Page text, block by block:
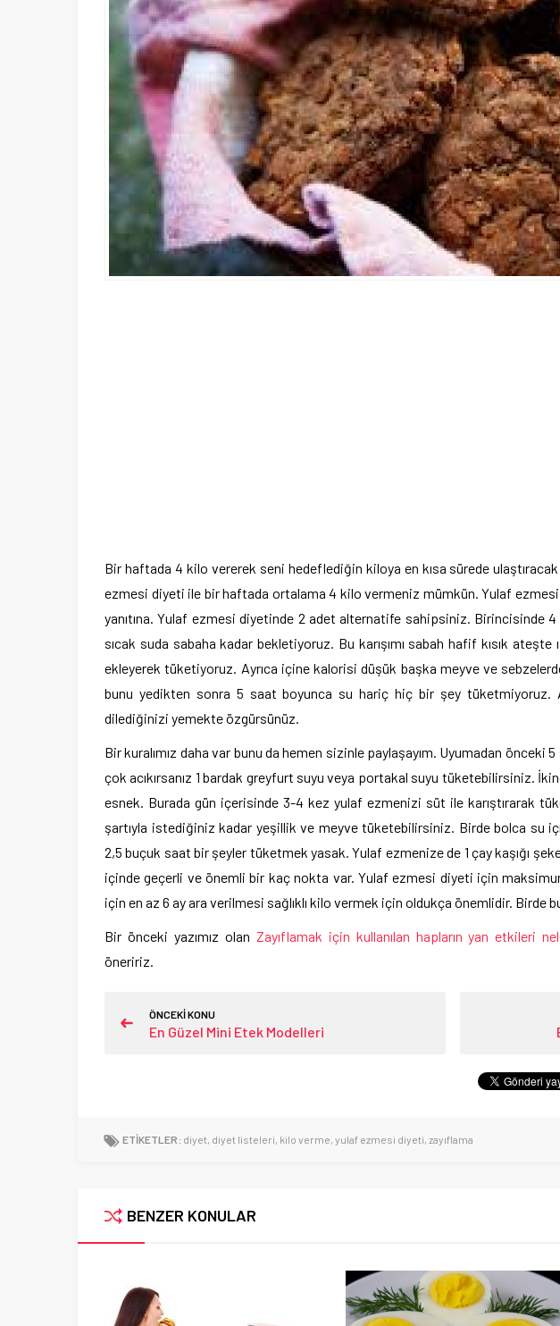
Bir haftada 4 kilo vererek seni hedeflediğin kiloya en kısa sürede
ezmesi diyeti ile bir haftada ortalama 4 kilo vermeniz mümkün. Yulaf ezmesi
yanıtına. Yulaf ezmesi diyetinde 2 adet alternatife sahipsiniz. Birincisinde
sıcak suda sabaha kadar bekletiyoruz. Bu karışımı sabah hafif kısık ateşte
ekleyerek tüketiyoruz. Ayrıca içine kalorisi düşük başka meyve ve
bunu yedikten sonra 5 saat boyunca su hariç hiç bir şey tüketmiyoruz.
dilediğinizi yemekte özgürsünüz.
Bir kuralımız daha var bunu da hemen sizinle paylaşayım. Uyumadan
çok acıkırsanız 1 bardak greyfurt suyu veya portakal suyu tüketebilirsiniz.
esnek. Burada gün içerisinde 3-4 kez yulaf ezmenizi süt ile karıştırarak
şartıyla istediğiniz kadar yeşillik ve meyve tüketebilirsiniz. Birde bolca su
2,5 buçuk saat bir şeyler tüketmek yasak. Yulaf ezmenize de 1 çay kaşığı
içinde geçerli ve önemli bir kaç nokta var. Yulaf ezmesi diyeti için
için en az 6 ay ara verilmesi sağlıklı kilo vermek için oldukça önemlidir. Birde
Bir önceki yazımız olan Zayıflamak için kullanılan hapların yan etkileri
öneririz.
ÖNCEKİ KONU
En Güzel Mini Etek Modelleri
ETİKETLER: diyet, diyet listeleri, kilo verme, yulaf ezmesi diyeti, zayıflama
BENZER KONULAR